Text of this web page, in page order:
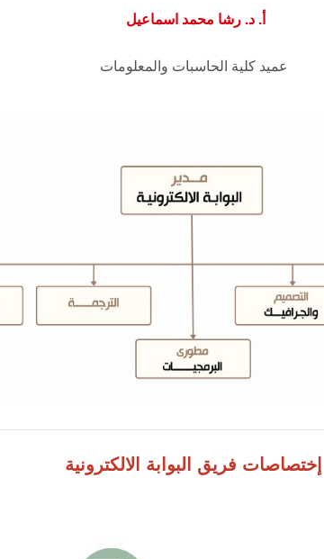
أ. د. رشا محمد اسماعيل
عميد كلية الحاسبات والمعلومات
إختصاصات فريق البوابة الالكترونية